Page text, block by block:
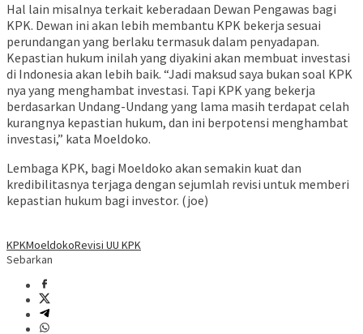
Hal lain misalnya terkait keberadaan Dewan Pengawas bagi
KPK. Dewan ini akan lebih membantu KPK bekerja sesuai
perundangan yang berlaku termasuk dalam penyadapan.
Kepastian hukum inilah yang diyakini akan membuat investasi
di Indonesia akan lebih baik. “Jadi maksud saya bukan soal KPK
nya yang menghambat investasi. Tapi KPK yang bekerja
berdasarkan Undang-Undang yang lama masih terdapat celah
kurangnya kepastian hukum, dan ini berpotensi menghambat
investasi,” kata Moeldoko.
Lembaga KPK, bagi Moeldoko akan semakin kuat dan
kredibilitasnya terjaga dengan sejumlah revisi untuk memberi
kepastian hukum bagi investor. (joe)
KPKMoeldokoRevisi UU KPK
Sebarkan